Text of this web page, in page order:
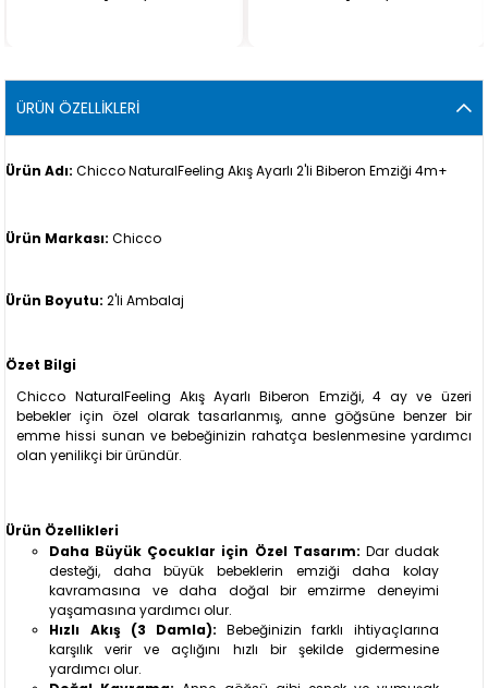
ÜRÜN ÖZELLIKLERI
Ürün Adı: Chicco NaturalFeeling Akış Ayarlı 2'li Biberon Emziği 4m+
Ürün Markası: Chicco
Ürün Boyutu: 2'li Ambalaj
Özet Bilgi
Chicco NaturalFeeling Akış Ayarlı Biberon Emziği, 4 ay ve üzeri
bebekler için özel olarak tasarlanmış, anne göğsüne benzer bir
emme hissi sunan ve bebeğinizin rahatça beslenmesine yardımcı
olan yenilikçi bir üründür.
Ürün Özellikleri
Daha Büyük Çocuklar için Özel Tasarım: Dar dudak
desteği, daha büyük bebeklerin emziği daha kolay
kavramasına ve daha doğal bir emzirme deneyimi
yaşamasına yardımcı olur.
Hızlı Akış (3 Damla): Bebeğinizin farklı ihtiyaçlarına
karşılık verir ve açlığını hızlı bir şekilde gidermesine
yardımcı olur.